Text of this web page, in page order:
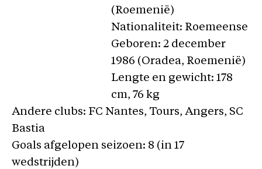
(Roemenië)
Nationaliteit: Roemeense
Geboren: 2 december
1986 (Oradea, Roemenië)
Lengte en gewicht: 178
cm, 76 kg
Andere clubs: FC Nantes, Tours, Angers, SC
Bastia
Goals afgelopen seizoen: 8 (in 17
wedstrijden)